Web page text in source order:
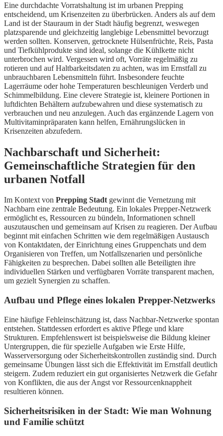
Eine durchdachte Vorratshaltung ist im urbanen Prepping
entscheidend, um Krisenzeiten zu überbrücken. Anders als auf dem
Land ist der Stauraum in der Stadt häufig begrenzt, weswegen
platzsparende und gleichzeitig langlebige Lebensmittel bevorzugt
werden sollten. Konserven, getrocknete Hülsenfrüchte, Reis, Pasta
und Tiefkühlprodukte sind ideal, solange die Kühlkette nicht
unterbrochen wird. Vergessen wird oft, Vorräte regelmäßig zu
rotieren und auf Haltbarkeitsdaten zu achten, was im Ernstfall zu
unbrauchbaren Lebensmitteln führt. Insbesondere feuchte
Lagerräume oder hohe Temperaturen beschleunigen Verderb und
Schimmelbildung. Eine clevere Strategie ist, kleinere Portionen in
luftdichten Behältern aufzubewahren und diese systematisch zu
verbrauchen und neu anzulegen. Auch das ergänzende Lagern von
Multivitaminpräparaten kann helfen, Ernährungslücken in
Krisenzeiten abzufedern.
Nachbarschaft und Sicherheit:
Gemeinschaftliche Strategien für den
urbanen Notfall
Im Kontext von Prepping Stadtgewinnt die Vernetzung mit
Nachbarn eine zentrale Bedeutung. Ein lokales Prepper-Netzwerk
ermöglicht es, Ressourcen zu bündeln, Informationen schnell
auszutauschen und gemeinsam auf Krisen zu reagieren. Der Aufbau
beginnt mit einfachen Schritten wie dem regelmäßigen Austausch
von Kontaktdaten, der Einrichtung eines Gruppenchats und dem
Organisieren von Treffen, um Notfallszenarien und persönliche
Fähigkeiten zu besprechen. Dabei sollten alle Beteiligten ihre
individuellen Stärken und verfügbaren Vorräte transparent machen,
um gezielt Synergien zu schaffen.
Aufbau und Pflege eines lokalen Prepper-Netzwerks
Eine häufige Fehleinschätzung ist, dass Nachbar-Netzwerke spontan
entstehen. Stattdessen erfordert es aktive Pflege und klare
Strukturen. Empfehlenswert ist beispielsweise die Bildung kleiner
Untergruppen, die für spezielle Aufgaben wie Erste Hilfe,
Wasserversorgung oder Sicherheitskontrollen zuständig sind. Durch
gemeinsame Übungen lässt sich die Effektivität im Ernstfall deutlich
steigern. Zudem reduziert ein gut organisiertes Netzwerk die Gefahr
von Konflikten, die aus der Angst vor Ressourcenknappheit
resultieren können.
Sicherheitsrisiken in der Stadt: Wie man Wohnung
und Familie schützt